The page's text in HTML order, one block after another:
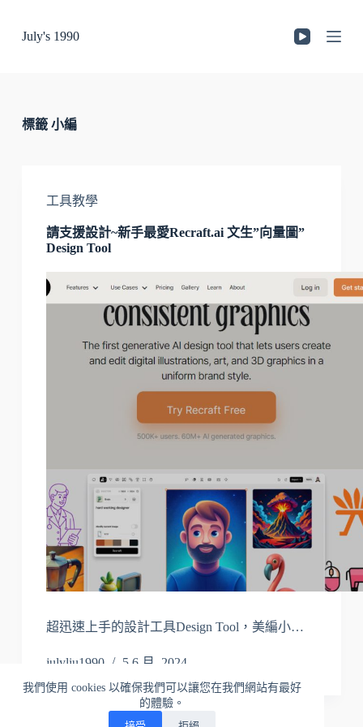
至
容
我們使用 cookies 以確保我們可以讓您在我們網站有最好
的體驗。
July's 1990
標籤小編
工具教學
請支援設計~新手最愛Recraft.ai 文生”向量圖”
Design Tool
超迅速上手的設計工具Design Tool，美編小…
julyliu1990 5 6 月, 2024